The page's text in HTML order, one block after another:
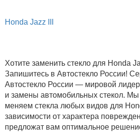
Honda Jazz III
Хотите заменить стекло для Honda
Запишитесь в Автостекло России!
Автостекло России — мировой
и замены автомобильных стекол.
меняем стекла любых видов для
зависимости от характера
предложат вам оптимальное